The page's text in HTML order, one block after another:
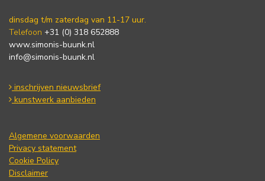
dinsdag t/m zaterdag van 11-17 uur.
Telefoon +31 (0) 318 652888
www.simonis-buunk.nl
info@simonis-buunk.nl
inschrijven nieuwsbrief
kunstwerk aanbieden
Algemene voorwaarden
Privacy statement
Cookie Policy
Disclaimer